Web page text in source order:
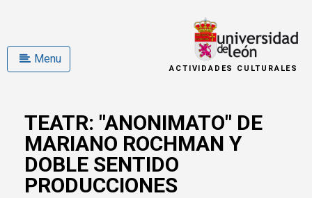
Menu
ACTIVIDADES CULTURALES
TEATR: "ANONIMATO" DE
MARIANO ROCHMAN Y
DOBLE SENTIDO
PRODUCCIONES